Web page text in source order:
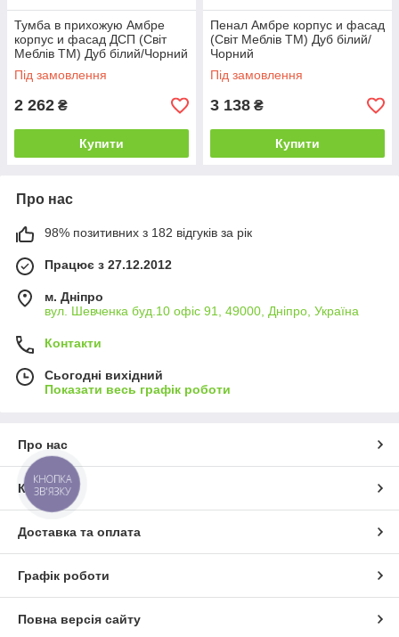
Тумба в прихожую Амбре
корпус и фасад ДСП (Світ
Меблів TM) Дуб білий/Чорний
Під замовлення
2 262 ₴
Купити
Пенал Амбре корпус и фасад
(Світ Меблів ТМ) Дуб білий/
Чорний
Під замовлення
3 138 ₴
Купити
Про нас
98% позитивних з 182 відгуків за рік
Працює з 27.12.2012
м. Дніпро
вул. Шевченка буд.10 офіс 91, 49000, Дніпро, Україна
Контакти
Сьогодні вихідний
Показати весь графік роботи
Про нас
Контакти
Доставка та оплата
Графік роботи
Повна версія сайту
КНОПКА
ЗВ'ЯЗКУ